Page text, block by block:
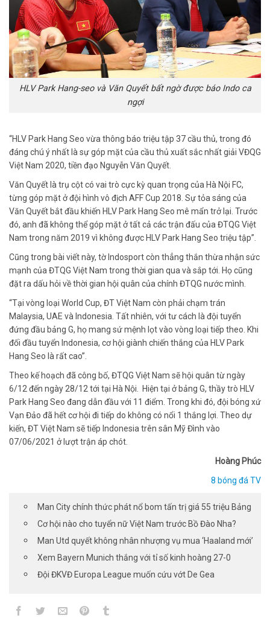
HLV Park Hang-seo và Văn Quyết bất ngờ được báo Indo ca
ngợi
“HLV Park Hang Seo vừa thông báo triệu tập 37 cầu thủ, trong đó
đáng chú ý nhất là sự góp mặt của cầu thủ xuất sắc nhất giải VĐQG
Việt Nam 2020, tiền đạo Nguyễn Văn Quyết.
Văn Quyết là trụ cột có vai trò cực kỳ quan trọng của Hà Nội FC,
từng góp mặt ở đội hình vô địch AFF Cup 2018. Sự tỏa sáng của
Văn Quyết bắt đầu khiến HLV Park Hang Seo mê mẩn trở lại. Trước
đó, anh đã không thể góp mặt ở tất cả các trận đấu của ĐTQG Việt
Nam trong năm 2019 vì không được HLV Park Hang Seo triệu tập”.
Cũng trong bài viết này, tờ Indosport còn thẳng thắn thừa nhận sức
mạnh của ĐTQG Việt Nam trong thời gian qua và sắp tới. Họ cũng
đặt ra dấu hỏi về thời gian hội quân của chính ĐTQG nước mình.
“Tại vòng loại World Cup, ĐT Việt Nam còn phải chạm trán
Malaysia, UAE và Indonesia. Tất nhiên, với tư cách là đội tuyển
đứng đầu bảng G, họ mang sứ mệnh lọt vào vòng loại tiếp theo. Khi
đối đầu tuyển Indonesia, cơ hội giành chiến thắng của HLV Park
Hang Seo là rất cao”.
Theo kế hoạch đã công bố, ĐTQG Việt Nam sẽ hội quân từ ngày
6/12 đến ngày 28/12 tới tại Hà Nội. Hiện tại ở bảng G, thầy trò HLV
Park Hang Seo đang dẫn đầu với 11 điểm. Trong khi đó, đội bóng xứ
Vạn Đảo đã hết cơ hội đi tiếp do không có nổi 1 thắng lợi. Theo dự
kiến, ĐT Việt Nam sẽ tiếp Indonesia trên sân Mỹ Đình vào
07/06/2021 ở lượt trận áp chót.
Hoàng Phúc
8 bóng đá TV
Man City chính thức phát nổ bom tấn trị giá 55 triệu Bảng
Cơ hội nào cho tuyển nữ Việt Nam trước Bồ Đào Nha?
Man Utd quyết không nhân nhượng vụ mua ‘Haaland mới’
Xem Bayern Munich thắng với tỉ số kinh hoàng 27-0
Đội ĐKVĐ Europa League muốn cứu vớt De Gea